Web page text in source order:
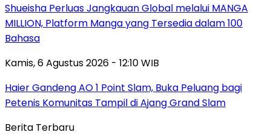
Shueisha Perluas Jangkauan Global melalui MANGA
MILLION, Platform Manga yang Tersedia dalam 100
Bahasa
Kamis, 6 Agustus 2026 - 12:10 WIB
Haier Gandeng AO 1 Point Slam, Buka Peluang bagi
Petenis Komunitas Tampil di Ajang Grand Slam
Berita Terbaru